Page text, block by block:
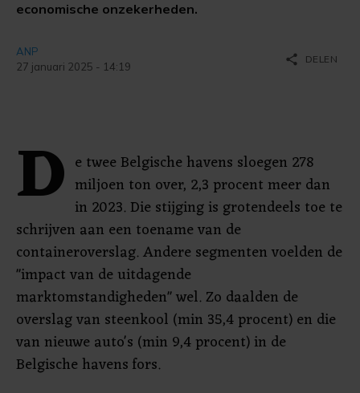
economische onzekerheden.
ANP
27 januari 2025 - 14:19
share DELEN
D e twee Belgische havens sloegen 278
miljoen ton over, 2,3 procent meer dan
in 2023. Die stijging is grotendeels toe te
schrijven aan een toename van de
containeroverslag. Andere segmenten voelden de
"impact van de uitdagende
marktomstandigheden" wel. Zo daalden de
overslag van steenkool (min 35,4 procent) en die
van nieuwe auto's (min 9,4 procent) in de
Belgische havens fors.